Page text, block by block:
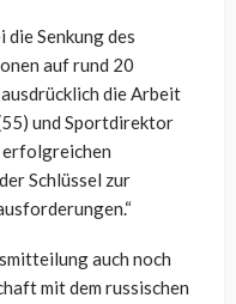
die Senkung des
auf rund 20
die Arbeit
und Sportdirektor
erfolgreichen
Schlüssel zur
auch noch
mit dem russischen